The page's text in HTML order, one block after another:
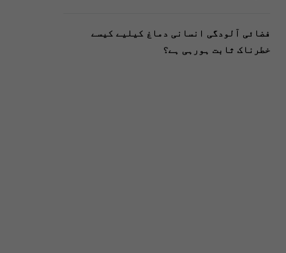
فضائی آلودگی انسانی دماغ کیلیے کیسے
خطرناک ثابت ہورہی ہے؟